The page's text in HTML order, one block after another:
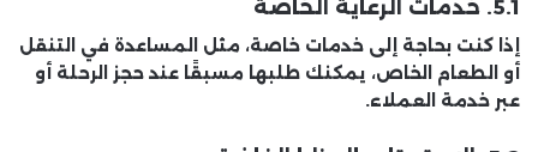
5.1. خدمات الرعاية الخاصة
إذا كنت بحاجة إلى خدمات خاصة، مثل المساعدة في التنقل
أو الطعام الخاص، يمكنك طلبها مسبقًا عند حجز الرحلة أو
عبر خدمة العملاء.